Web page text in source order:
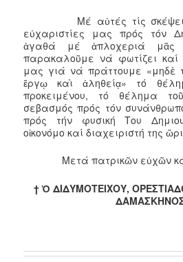
Μέ αὐτές τίς σκέψεις
εὐχαριστίες μας πρός τόν
ἀγαθά μέ ἁπλοχεριά μᾶς
παρακαλοῦμε νά φωτίζει καί
μας γιά νά πράττουμε «μηδὲ
ἔργῳ καὶ ἀληθείᾳ» τό
προκειμένου, τό θέλημα
σεβασμός πρός τόν
πρός τήν φυσική Του
οἰκονόμο καί διαχειριστή της
Μετά πατρικῶν εὐχῶν
† Ὁ ΔΙΔΥΜΟΤΕΙΧΟΥ,